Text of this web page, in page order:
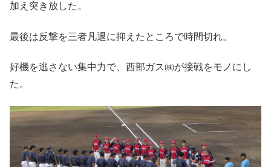
加え突き放した。
最後は反撃を三者凡退に抑えたところで時間切れ。
好機を逃さない集中力で、西部ガス㈱が接戦をモノにし
た。